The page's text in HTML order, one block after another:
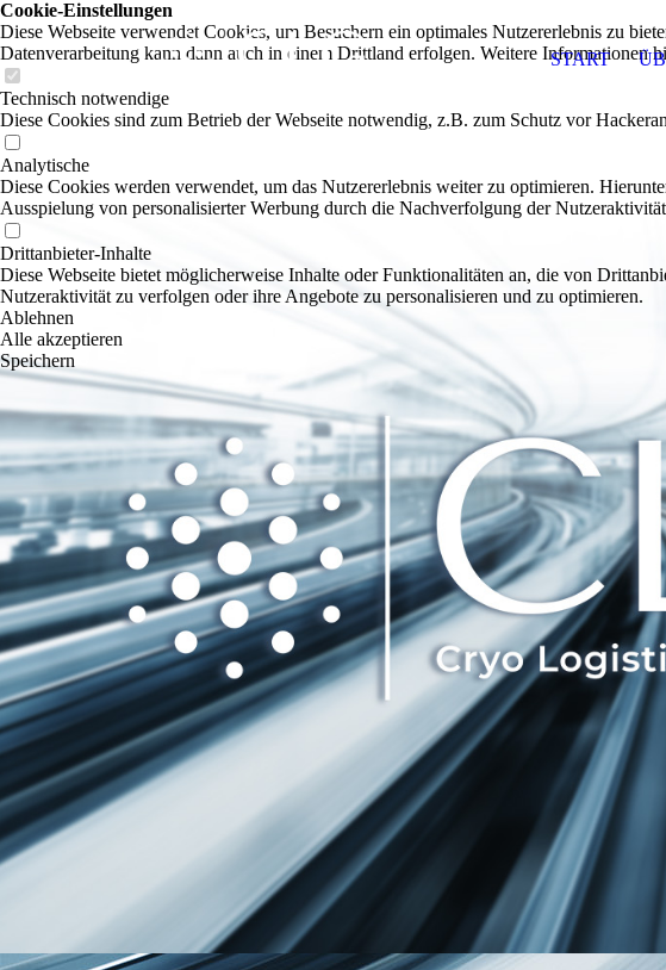
START
Cookie-Einstellungen
Diese Webseite verwendet Cookies, um Besuchern ein optimales Nutzererlebnis zu
Datenverarbeitung kann dann auch in einem Drittland erfolgen. Weitere Informationen
Technisch notwendige
Diese Cookies sind zum Betrieb der Webseite notwendig, z.B. zum Schutz vor
Analytische
Diese Cookies werden verwendet, um das Nutzererlebnis weiter zu optimieren.
Ausspielung von personalisierter Werbung durch die Nachverfolgung der
Drittanbieter-Inhalte
Diese Webseite bietet möglicherweise Inhalte oder Funktionalitäten an, die von
Nutzeraktivität zu verfolgen oder ihre Angebote zu personalisieren und zu optimieren.
Ablehnen
Alle akzeptieren
Speichern